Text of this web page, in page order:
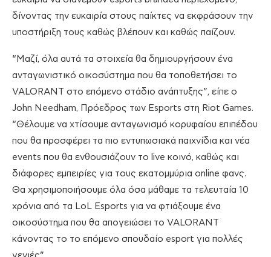
δίνοντας την ευκαιρία στους παίκτες να εκφράσουν την
υποστήριξη τους καθώς βλέπουν και καθώς παίζουν.
“Μαζί, όλα αυτά τα στοιχεία θα δημιουργήσουν ένα
ανταγωνιστικό οικοσύστημα που θα τοποθετήσει το
VALORANT στο επόμενο στάδιο ανάπτυξης”, είπε ο
John Needham, Πρόεδρος των Esports στη Riot Games.
“Θέλουμε να χτίσουμε ανταγωνισμό κορυφαίου επιπέδου
που θα προσφέρει τα πιο εντυπωσιακά παιχνίδια και νέα
events που θα ενθουσιάζουν το live κοινό, καθώς και
διάφορες εμπειρίες για τους εκατομμύρια online φανς.
Θα χρησιμοποιήσουμε όλα όσα μάθαμε τα τελευταία 10
χρόνια από τα LoL Esports για να φτιάξουμε ένα
οικοσύστημα που θα απογειώσει το VALORANT
κάνοντας το το επόμενο σπουδαίο esport για πολλές